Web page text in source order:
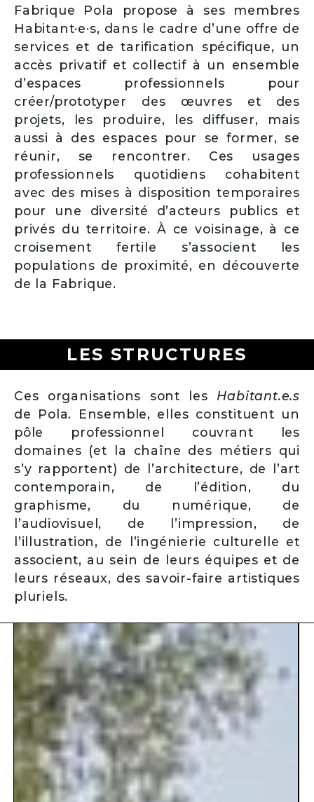
Fabrique Pola propose à ses membres
Habitant·e·s, dans le cadre d’une offre de
services et de tarification spécifique, un
accès privatif et collectif à un ensemble
d’espaces professionnels pour
créer/prototyper des œuvres et des
projets, les produire, les diffuser, mais
aussi à des espaces pour se former, se
réunir, se rencontrer. Ces usages
professionnels quotidiens cohabitent
avec des mises à disposition temporaires
pour une diversité d’acteurs publics et
privés du territoire. À ce voisinage, à ce
croisement fertile s’associent les
populations de proximité, en découverte
de la Fabrique.
LES STRUCTURES
Ces organisations sont les Habitant.e.s
de Pola. Ensemble, elles constituent un
pôle professionnel couvrant les
domaines (et la chaîne des métiers qui
s’y rapportent) de l’architecture, de l’art
contemporain, de l’édition, du
graphisme, du numérique, de
l’audiovisuel, de l’impression, de
l’illustration, de l’ingénierie culturelle et
associent, au sein de leurs équipes et de
leurs réseaux, des savoir-faire artistiques
pluriels.